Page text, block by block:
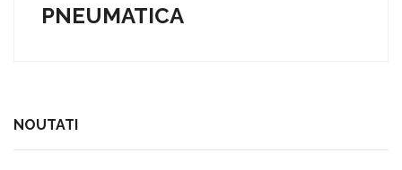
PNEUMATICA
NOUTATI